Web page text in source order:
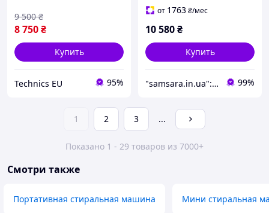
8 750₴
9 500 ₴
Купить
Technics EU 95%
от 1763₴/мес
10 580₴
Купить
"samsara.in.ua": Интернет-магазин инструментов, садовой и бытовой техники 99%
1 2 3 ...
Показано 1 - 29 товаров из 7000+
Смотри также
Портативная стиральная машина Мини стиральная